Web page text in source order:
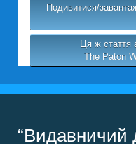
Подивитися/
Ця ж стаття
The Paton
“Видавничий